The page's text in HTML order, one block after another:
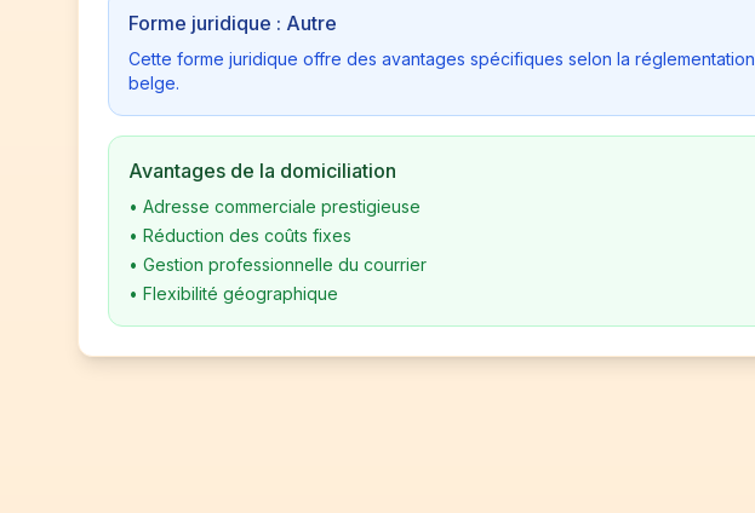
Forme juridique : Autre
Cette forme juridique offre des avantages spécifiques selon la réglementation
belge.
Avantages de la domiciliation
• Adresse commerciale prestigieuse
• Réduction des coûts fixes
• Gestion professionnelle du courrier
• Flexibilité géographique